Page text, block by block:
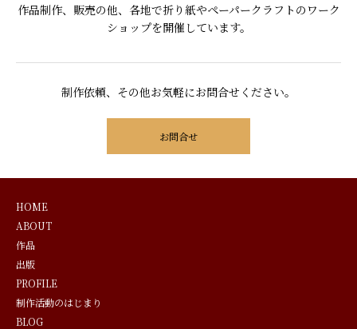
作品制作、販売の他、各地で折り紙やペーパークラフトのワーク
ショップを開催しています。
制作依頼、その他お気軽にお問合せください。
お問合せ
HOME
ABOUT
作品
出版
PROFILE
制作活動のはじまり
BLOG